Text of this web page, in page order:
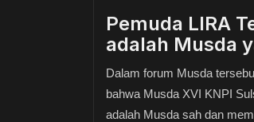
Pemuda LIRA
adalah Musda
Dalam forum Musda
bahwa Musda XVI KNPI
adalah Musda sah dan